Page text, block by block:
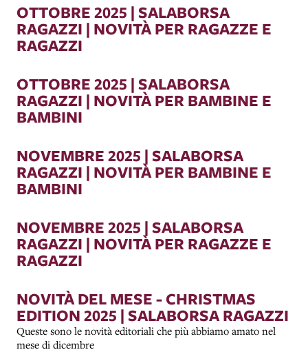
OTTOBRE 2025 | SALABORSA
RAGAZZI | NOVITÀ PER RAGAZZE E
RAGAZZI
OTTOBRE 2025 | SALABORSA
RAGAZZI | NOVITÀ PER BAMBINE E
BAMBINI
NOVEMBRE 2025 | SALABORSA
RAGAZZI | NOVITÀ PER BAMBINE E
BAMBINI
NOVEMBRE 2025 | SALABORSA
RAGAZZI | NOVITÀ PER RAGAZZE E
RAGAZZI
NOVITÀ DEL MESE - CHRISTMAS
EDITION 2025 | SALABORSA RAGAZZI
Queste sono le novità editoriali che più abbiamo amato nel
mese di dicembre